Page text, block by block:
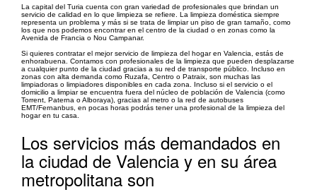
La capital del Turia cuenta con gran variedad de profesionales que brindan un
servicio de calidad en lo que limpieza se refiere. La limpieza doméstica siempre
representa un problema y más si se trata de limpiar un piso de gran tamaño, como
los que nos podemos encontrar en el centro de la ciudad o en zonas como la
Avenida de Francia o Nou Campanar.
Si quieres contratar el mejor servicio de limpieza del hogar en Valencia, estás de
enhorabuena. Contamos con profesionales de la limpieza que pueden desplazarse
a cualquier punto de la ciudad gracias a su red de transporte público. Incluso en
zonas con alta demanda como Ruzafa, Centro o Patraix, son muchas las
limpiadoras o limpiadores disponibles en cada zona. Incluso si el servicio o el
domicilio a limpiar se encuentra fuera del núcleo de población de Valencia (como
Torrent, Paterna o Alboraya), gracias al metro o la red de autobuses
EMT/Fernanbus, en pocas horas podrás tener una profesional de la limpieza del
hogar en tu casa.
Los servicios más demandados en
la ciudad de Valencia y en su área
metropolitana son